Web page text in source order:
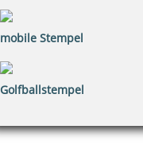
mobile Stempel
Golfballstempel